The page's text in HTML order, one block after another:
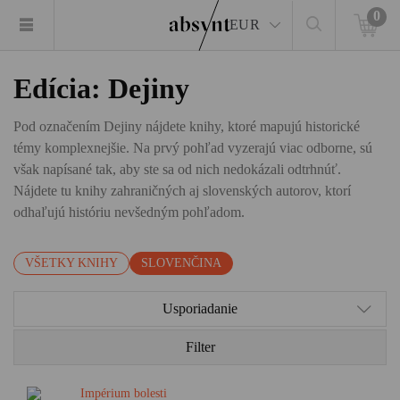
EUR
0
Edícia: Dejiny
Pod označením Dejiny nájdete knihy, ktoré mapujú historické
témy komplexnejšie. Na prvý pohľad vyzerajú viac odborne, sú
však napísané tak, aby ste sa od nich nedokázali odtrhnúť.
Nájdete tu knihy zahraničných aj slovenských autorov, ktorí
odhaľujú históriu nevšedným pohľadom.
VŠETKY KNIHY SLOVENČINA
Usporiadanie
Filter